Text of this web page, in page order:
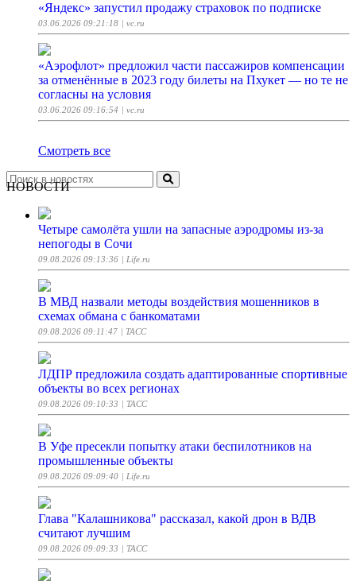
«Яндекс» запустил продажу страховок по подписке
03.06.2026 09:21:18 | vc.ru
«Аэрофлот» предложил части пассажиров компенсации
за отменённые в 2023 году билеты на Пхукет — но те не
согласны на условия
03.06.2026 09:16:54 | vc.ru
Смотреть все
НОВОСТИ
Четыре самолёта ушли на запасные аэродромы из-за
непогоды в Сочи
09.08.2026 09:13:36 | Life.ru
В МВД назвали методы воздействия мошенников в
схемах обмана с банкоматами
09.08.2026 09:11:47 | ТАСС
ЛДПР предложила создать адаптированные спортивные
объекты во всех регионах
09.08.2026 09:10:33 | ТАСС
В Уфе пресекли попытку атаки беспилотников на
промышленные объекты
09.08.2026 09:09:40 | Life.ru
Глава "Калашникова" рассказал, какой дрон в ВДВ
считают лучшим
09.08.2026 09:09:33 | ТАСС